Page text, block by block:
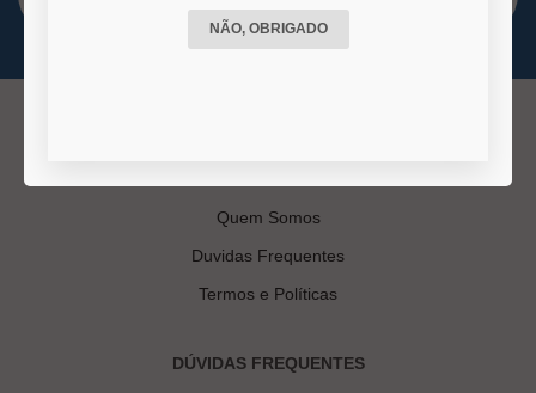
Quem Somos
Duvidas Frequentes
Termos e Políticas
DÚVIDAS FREQUENTES
NÃO, OBRIGADO